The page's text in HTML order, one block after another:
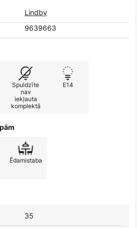
Lindby
9639663
Spuldzīte
nav
iekļauta
komplektā
E14
Ēdamistaba
35